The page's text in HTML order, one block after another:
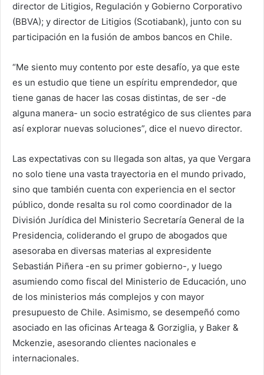
director de Litigios, Regulación y Gobierno Corporativo
(BBVA); y director de Litigios (Scotiabank), junto con su
participación en la fusión de ambos bancos en Chile.
“Me siento muy contento por este desafío, ya que este
es un estudio que tiene un espíritu emprendedor, que
tiene ganas de hacer las cosas distintas, de ser -de
alguna manera- un socio estratégico de sus clientes para
así explorar nuevas soluciones”, dice el nuevo director.
Las expectativas con su llegada son altas, ya que Vergara
no solo tiene una vasta trayectoria en el mundo privado,
sino que también cuenta con experiencia en el sector
público, donde resalta su rol como coordinador de la
División Jurídica del Ministerio Secretaría General de la
Presidencia, coliderando el grupo de abogados que
asesoraba en diversas materias al expresidente
Sebastián Piñera -en su primer gobierno-, y luego
asumiendo como fiscal del Ministerio de Educación, uno
de los ministerios más complejos y con mayor
presupuesto de Chile. Asimismo, se desempeñó como
asociado en las oficinas Arteaga & Gorziglia, y Baker &
Mckenzie, asesorando clientes nacionales e
internacionales.